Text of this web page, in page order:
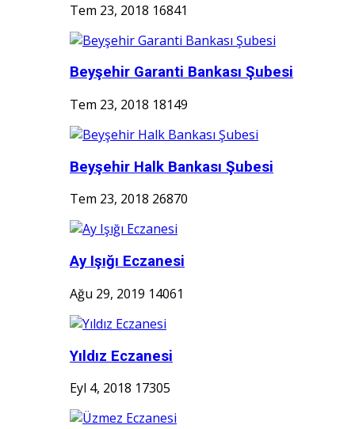
Tem 23, 2018 16841
Beyşehir Garanti Bankası Şubesi
Tem 23, 2018 18149
Beyşehir Halk Bankası Şubesi
Tem 23, 2018 26870
Ay Işığı Eczanesi
Ağu 29, 2019 14061
Yıldız Eczanesi
Eyl 4, 2018 17305